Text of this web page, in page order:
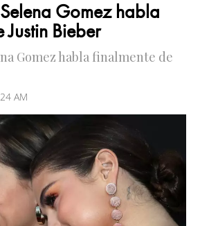
Gomez habla
Bieber
Gomez habla finalmente de
AM